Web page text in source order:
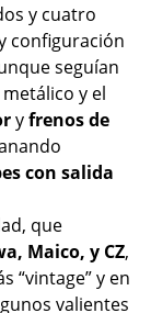
y cuatro
configuración
seguían
metálico y el
yfrenos de
con salida
que
Maico, y CZ,
“vintage” y en
valientes